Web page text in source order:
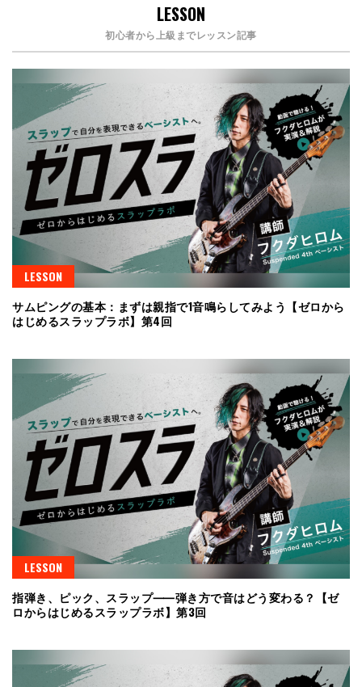
LESSON
初心者から上級までレッスン記事
LESSON
サムピングの基本：まずは親指で1音鳴らしてみよう【ゼロから
はじめるスラップラボ】第4回
LESSON
指弾き、ピック、スラップ⸺弾き方で音はどう変わる？【ゼ
ロからはじめるスラップラボ】第3回